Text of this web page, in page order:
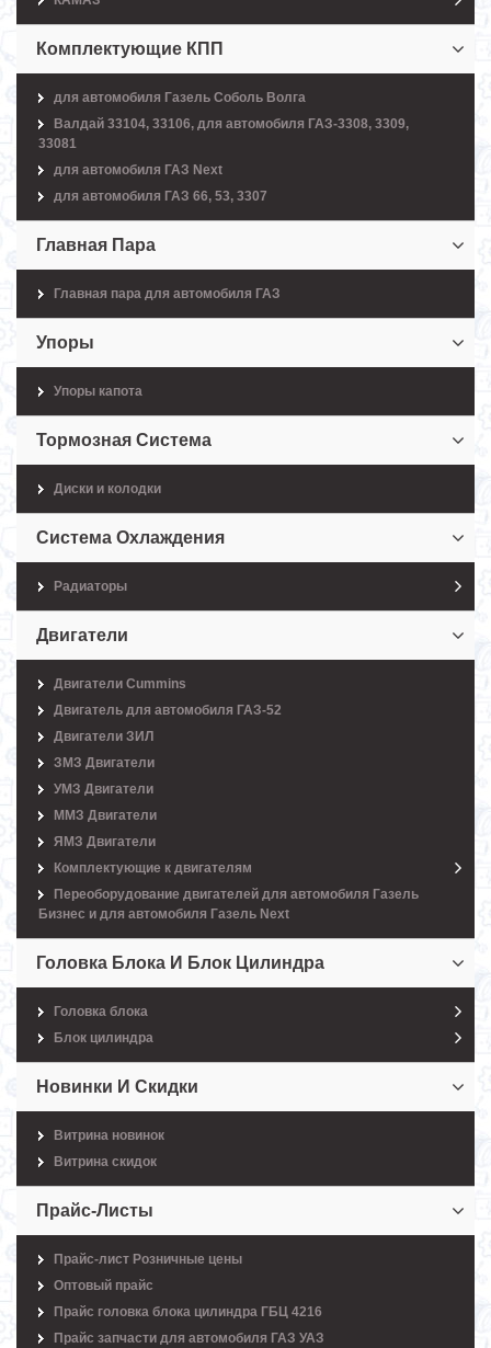
Комплектующие КПП
для автомобиля Газель Соболь Волга
Валдай 33104, 33106, для автомобиля ГАЗ-3308, 3309,
33081
для автомобиля ГАЗ Next
для автомобиля ГАЗ 66, 53, 3307
Главная Пара
Главная пара для автомобиля ГАЗ
Упоры
Упоры капота
Тормозная Система
Диски и колодки
Система Охлаждения
Радиаторы
Двигатели
Двигатели Cummins
Двигатель для автомобиля ГАЗ-52
Двигатели ЗИЛ
ЗМЗ Двигатели
УМЗ Двигатели
ММЗ Двигатели
ЯМЗ Двигатели
Комплектующие к двигателям
Переоборудование двигателей для автомобиля Газель
Бизнес и для автомобиля Газель Next
Головка Блока И Блок Цилиндра
Головка блока
Блок цилиндра
Новинки И Скидки
Витрина новинок
Витрина скидок
Прайс-Листы
Прайс-лист Розничные цены
Оптовый прайс
Прайс головка блока цилиндра ГБЦ 4216
Прайс запчасти для автомобиля ГАЗ УАЗ